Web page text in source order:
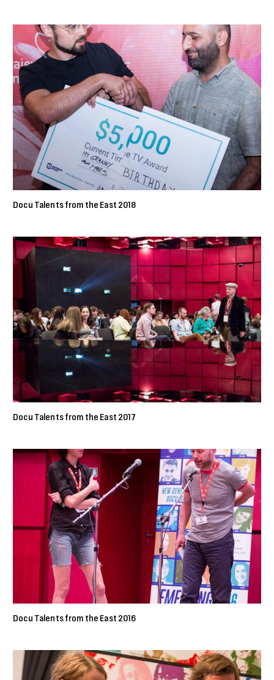
Docu Talents from the East 2018
Docu Talents from the East 2017
Docu Talents from the East 2016